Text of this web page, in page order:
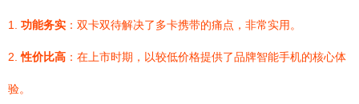
1. 功能务实 ：双卡双待解决了多卡携带的痛点，非常实用。
2.性价比高 ：在上市时期，以较低价格提供了品牌智能手机的核心体
验。